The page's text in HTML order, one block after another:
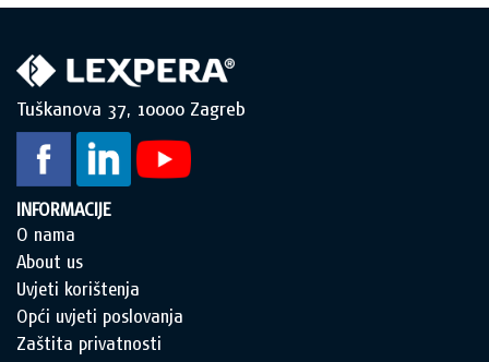
Tuškanova 37, 10000 Zagreb
INFORMACIJE
O nama
About us
Uvjeti korištenja
Opći uvjeti poslovanja
Zaštita privatnosti